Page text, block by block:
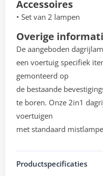
Accessoires
• Set van 2 lampen
Overige
De aangeboden
een voertuig specifiek
gemonteerd op
de bestaande
te boren. Onze 2in1
voertuigen
met standaard
Productspecificaties